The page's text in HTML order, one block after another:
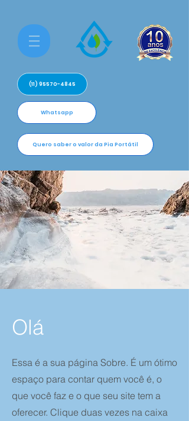
(11) 95570-4845
Whatsapp
Quero saber o valor da Pia Portátil
Olá
​Essa é a sua página Sobre. É um ótimo
espaço para contar quem você é, o
que você faz e o que seu site tem a
oferecer. Clique duas vezes na caixa